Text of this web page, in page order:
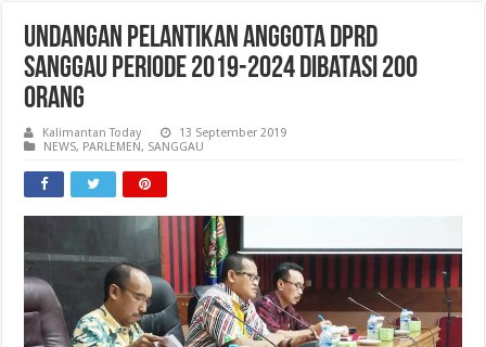
Undangan Pelantikan Anggota DPRD
Sanggau Periode 2019-2024 Dibatasi 200
Orang
Kalimantan Today
13 September 2019
NEWS, PARLEMEN, SANGGAU